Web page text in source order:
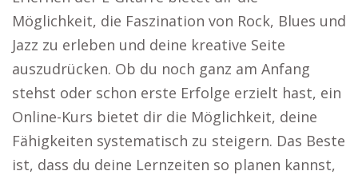
Möglichkeit, die Faszination von Rock, Blues und
Jazz zu erleben und deine kreative Seite
auszudrücken. Ob du noch ganz am Anfang
stehst oder schon erste Erfolge erzielt hast, ein
Online-Kurs bietet dir die Möglichkeit, deine
Fähigkeiten systematisch zu steigern. Das Beste
ist, dass du deine Lernzeiten so planen kannst,